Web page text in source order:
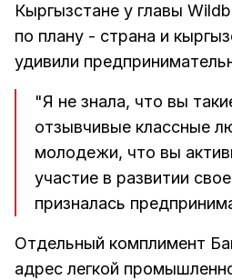
Кыргызстане у главы
по плану - страна и
удивили
"Я не знала, что вы
отзывчивые классные
молодежи, что вы
участие в развитии
призналась
Отдельный комплимент
адрес легкой